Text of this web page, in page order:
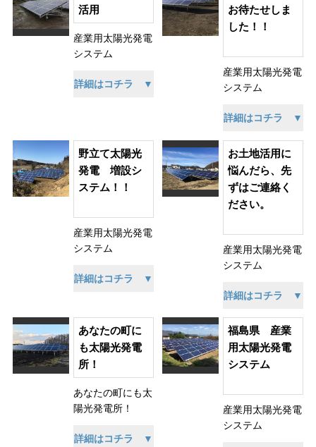
活用
産業用太陽光発電
システム
詳細はコチラ ▼
お待たせしま
した！！
産業用太陽光発電
システム
詳細はコチラ ▼
野立て太陽光
発電 増設シ
ステム！！
産業用太陽光発電
システム
詳細はコチラ ▼
お土地活用に
悩んだら、先
ずはご連絡く
ださい。
産業用太陽光発電
システム
詳細はコチラ ▼
あなたの町に
も太陽光発電
所！
あなたの町にも太
陽光発電所！
詳細はコチラ ▼
福島県 産業
用太陽光発電
システム
産業用太陽光発電
システム